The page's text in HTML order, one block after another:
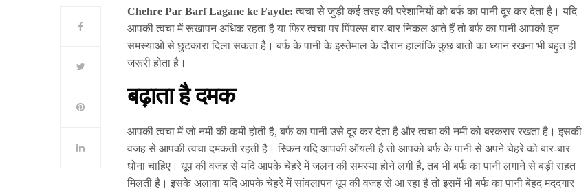
Chehre Par Barf Lagane ke Fayde:त्वचा से जुड़ी कई तरह की परेशानियों को बर्फ का पानी दूर कर देता है। यदि
आपकी त्वचा में रूखापन अधिक रहता है या फिर त्वचा पर पिंपल्स बार-बार निकल आते हैं तो बर्फ का पानी आपको इन
समस्याओं से छुटकारा दिला सकता है। बर्फ के पानी के इस्तेमाल के दौरान हालांकि कुछ बातों का ध्यान रखना भी बहुत ही
जरूरी होता है।
बढ़ाता है दमक
आपकी त्वचा में जो नमी की कमी होती है, बर्फ का पानी उसे दूर कर देता है और त्वचा की नमी को बरकरार रखता है। इसकी
वजह से आपकी त्वचा दमकती रहती है। स्किन यदि आपकी ऑयली है तो आपको बर्फ के पानी से अपने चेहरे को बार-बार
धोना चाहिए। धूप की वजह से यदि आपके चेहरे में जलन की समस्या होने लगी है, तब भी बर्फ का पानी लगाने से बड़ी राहत
मिलती है। इसके अलावा यदि आपके चेहरे में सांवलापन धूप की वजह से आ रहा है तो इसमें भी बर्फ का पानी बेहद मददगार